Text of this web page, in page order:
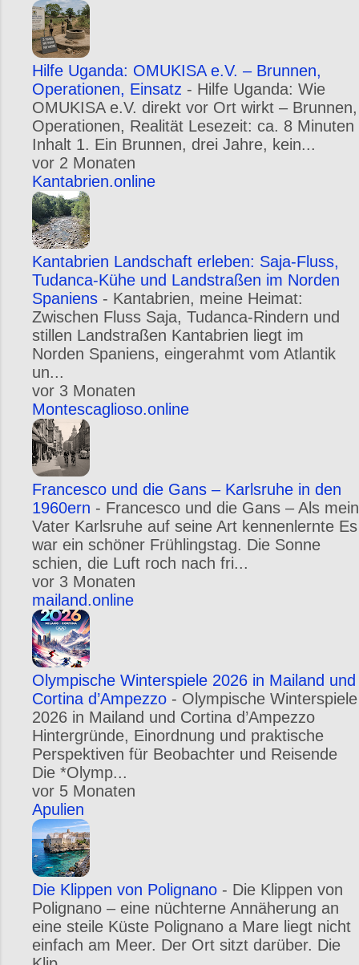
Hilfe Uganda: OMUKISA e.V. – Brunnen,
Operationen, Einsatz - Hilfe Uganda: Wie
OMUKISA e.V. direkt vor Ort wirkt – Brunnen,
Operationen, Realität Lesezeit: ca. 8 Minuten
Inhalt 1. Ein Brunnen, drei Jahre, kein...
vor 2 Monaten
Kantabrien.online
Kantabrien Landschaft erleben: Saja-Fluss,
Tudanca-Kühe und Landstraßen im Norden
Spaniens - Kantabrien, meine Heimat:
Zwischen Fluss Saja, Tudanca-Rindern und
stillen Landstraßen Kantabrien liegt im
Norden Spaniens, eingerahmt vom Atlantik
un...
vor 3 Monaten
Montescaglioso.online
Francesco und die Gans – Karlsruhe in den
1960ern - Francesco und die Gans – Als mein
Vater Karlsruhe auf seine Art kennenlernte Es
war ein schöner Frühlingstag. Die Sonne
schien, die Luft roch nach fri...
vor 3 Monaten
mailand.online
Olympische Winterspiele 2026 in Mailand und
Cortina d’Ampezzo - Olympische Winterspiele
2026 in Mailand und Cortina d’Ampezzo
Hintergründe, Einordnung und praktische
Perspektiven für Beobachter und Reisende
Die *Olymp...
vor 5 Monaten
Apulien
Die Klippen von Polignano - Die Klippen von
Polignano – eine nüchterne Annäherung an
eine steile Küste Polignano a Mare liegt nicht
einfach am Meer. Der Ort sitzt darüber. Die